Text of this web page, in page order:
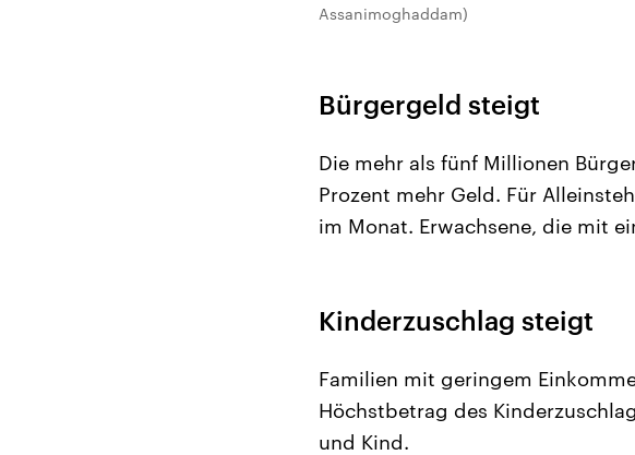
Assanimoghaddam)
Bürgergeld steigt
Die mehr als fünf Millionen
Prozent mehr Geld. Für
im Monat. Erwachsene, die mit
Kinderzuschlag steigt
Familien mit geringem
Höchstbetrag des
und Kind.